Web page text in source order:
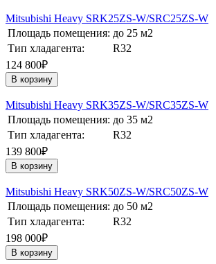
Mitsubishi Heavy SRK25ZS-W/SRC25ZS-W
Площадь помещения: до 25 м2
Тип хладагента:
R32
124 800₽
В корзину
Mitsubishi Heavy SRK35ZS-W/SRC35ZS-W
Площадь помещения: до 35 м2
Тип хладагента:
R32
139 800₽
В корзину
Mitsubishi Heavy SRK50ZS-W/SRC50ZS-W
Площадь помещения: до 50 м2
Тип хладагента:
R32
198 000₽
В корзину